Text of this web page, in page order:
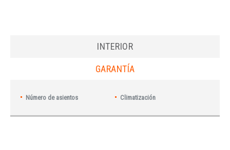
INTERIOR
GARANTÍA
Número de asientos Climatización